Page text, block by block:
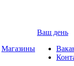
Магазины
Ваш день